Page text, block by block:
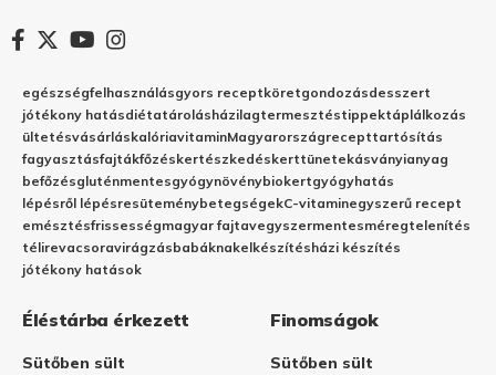
egészségfelhasználásgyors receptköretgondozásdesszert
jótékony hatásdiétatárolásházilagtermesztéstippektáplálkozás
ültetésvásárláskalóriavitaminMagyarországrecepttartósítás
fagyasztásfajtákfőzéskertészkedéskerttünetekásványianyag
befőzésgluténmentesgyógynövénybiokertgyógyhatás
lépésről lépésresüteménybetegségekC-vitaminegyszerű recept
emésztésfrissességmagyar fajtavegyszermentesméregtelenítés
télirevacsoravirágzásbabáknakelkészítésházi készítés
jótékony hatások
Éléstárba érkezett
Sütőben sült
Finomságok
Sütőben sült